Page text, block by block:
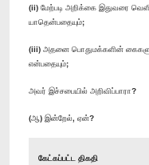
(ii) மேற்படி அறிக்கை இதுவரை
யாதென்பதையும்;
(iii) அதனை பொதுமக்களின்
என்பதையும்;
அவர் இச்சபையில் அறிவிப்பாரா?
(ஆ) இன்றேல், ஏன்?
கேட்கப்பட்ட திகதி